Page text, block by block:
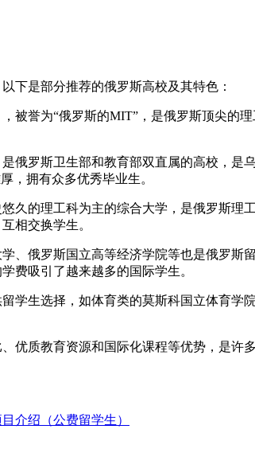
下是部分推荐的俄罗斯高校及其特色：
被誉为“俄罗斯的MIT”，是俄罗斯顶尖的
俄罗斯卫生部和教育部双直属的高校，
，拥有众多优秀毕业生‌。
久的理工科为主的综合大学，是俄罗斯
相交换学生‌。
、‌俄罗斯国立高等经济学院‌等也是俄罗
费吸引了越来越多的国际学生‌。
学生选择，如体育类的‌莫斯科国立体育
优质教育资源和国际化课程等优势，是
介绍（公费留学生）